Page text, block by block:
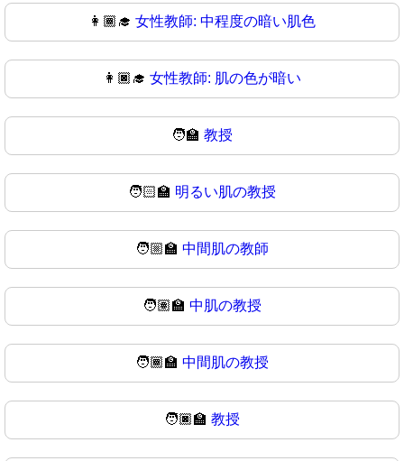
👩🏾‍🎓 女性教師: 中程度の暗い肌色
👩🏿‍🎓 女性教師: 肌の色が暗い
🧑‍🏫 教授
🧑🏻‍🏫 明るい肌の教授
🧑🏼‍🏫 中間肌の教師
🧑🏽‍🏫 中肌の教授
🧑🏾‍🏫 中間肌の教授
🧑🏿‍🏫 教授